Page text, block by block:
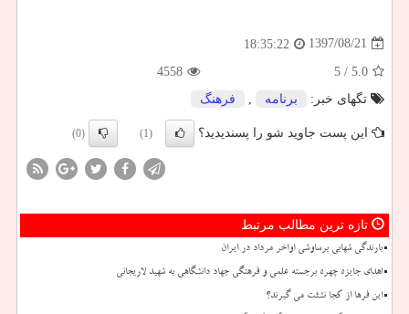
1397/08/21
18:35:22
5.0
/ 5
4558
تگهای خبر:
برنامه , فرهنگ
این پست جاوید شو را پسندیدید؟ (1)
(0)
تازه ترین مطالب مرتبط
بارندگی شهابی برساوشی اواخر مرداد در ایران
اهدای جایزه چهره برجسته علمی و فرهنگی جهاد دانشگاهی به شهید لاریجانی
این فرها از کجا نشئت می گیرند؟